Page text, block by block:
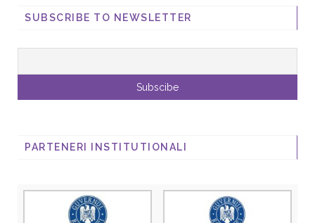
SUBSCRIBE TO NEWSLETTER
PARTENERI INSTITUTIONALI